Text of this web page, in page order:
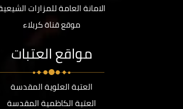
الامانة العامة للمزارات
موقع قناة كربلاء
مواقع العتبات
العتبة العلوية المقدسة
العتبة الكاظمية المقدسة